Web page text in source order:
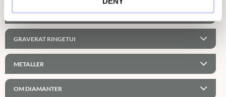
PERSONLIG GRAVYR
GRAVERAT RINGETUI
METALLER
OM DIAMANTER